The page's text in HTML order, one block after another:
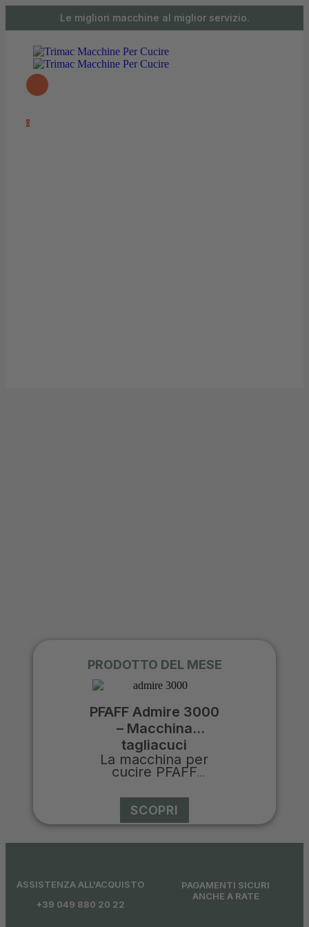
Le migliori macchine al miglior servizio.
0
PRODOTTO DEL MESE
PFAFF Admire 3000
– Macchina
tagliacuci
La macchina per
cucire PFAFF
16 punti versatili,
controllo preciso
del filo e cucitura
dare vita alle vostre
progettate con
l'illuminazione del
SCOPRI
ASSISTENZA ALL'ACQUISTO
+39 049 880 20 22
PAGAMENTI SICURI
ANCHE A RATE